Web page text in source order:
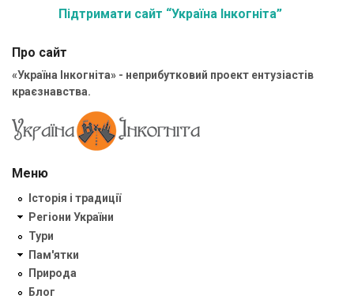
Підтримати сайт “Україна Інкогніта”
Про сайт
«Україна Інкогніта» - неприбутковий проект ентузіастів
краєзнавства.
Меню
Історія і традиції
Регіони України
Тури
Пам'ятки
Природа
Блог